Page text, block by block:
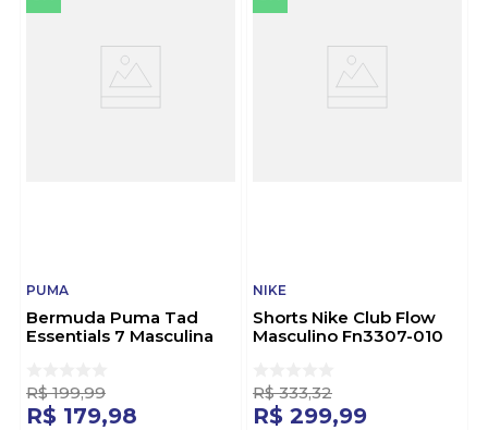
PUMA
Bermuda Puma Tad
Essentials 7 Masculina
R$ 199,99
R$ 179,98
NIKE
Shorts Nike Club Flow
Masculino Fn3307-010
R$ 333,32
R$ 299,99